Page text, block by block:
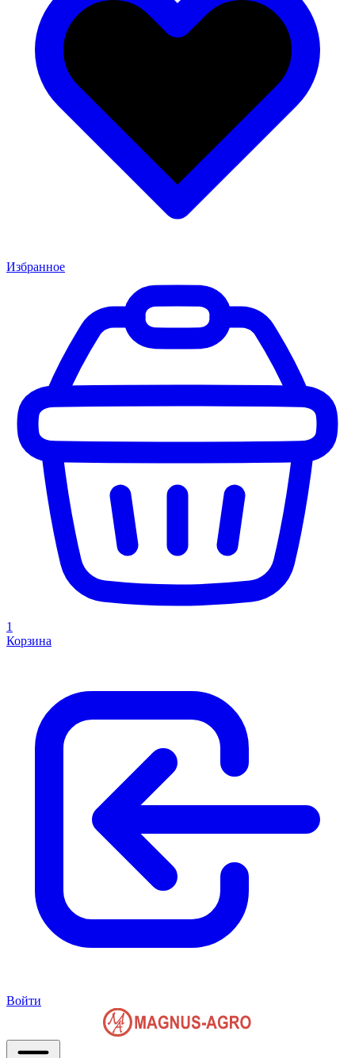
Избранное
1
Корзина
Войти